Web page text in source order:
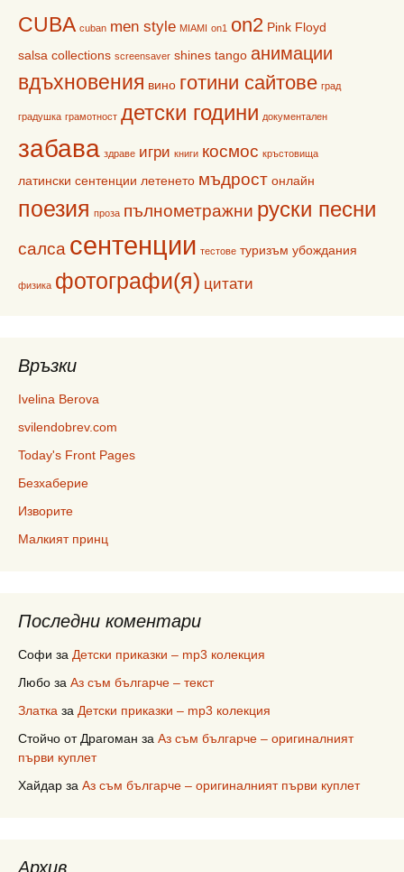
CUBA cuban men style MIAMI on1 on2 Pink Floyd
salsa collections screensaver shines tango анимации
вдъхновения вино готини сайтове град
градушка грамотност детски години документален
забава здраве игри книги космос кръстовища
латински сентенции летенето мъдрост онлайн
поезия проза пълнометражни руски песни
салса сентенции тестове туризъм убождания
физика фотографи(я) цитати
Връзки
Ivelina Berova
svilendobrev.com
Today's Front Pages
Безхаберие
Изворите
Малкият принц
Последни коментари
Софи за Детски приказки – mp3 колекция
Любо за Аз съм българче – текст
Златка за Детски приказки – mp3 колекция
Стойчо от Драгоман за Аз съм българче – оригиналният
първи куплет
Хайдар за Аз съм българче – оригиналният първи куплет
Архив